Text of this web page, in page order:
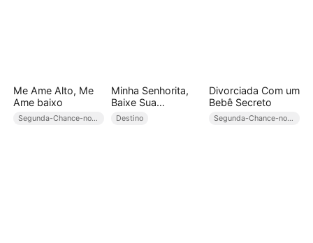
Me Ame Alto, Me
Ame baixo
Segunda-Chance-no-Amor
Minha Senhorita,
Baixe Sua
Guarda(Dublado)
Destino
Divorciada Com um
Bebê Secreto
Segunda-Chance-no-Amor